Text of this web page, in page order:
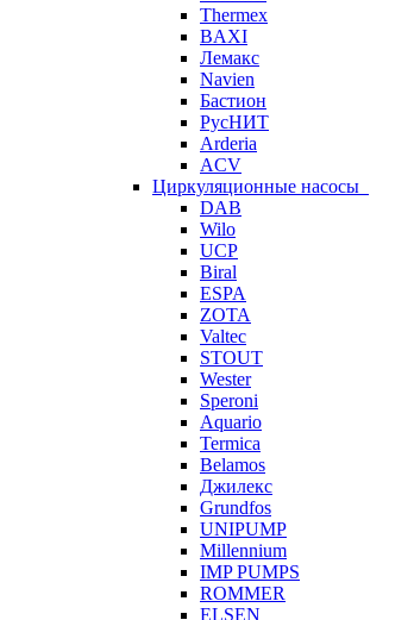
Thermex
BAXI
Лемакс
Navien
Бастион
РусНИТ
Arderia
ACV
Циркуляционные насосы
DAB
Wilo
UCP
Biral
ESPA
ZOTA
Valtec
STOUT
Wester
Speroni
Aquario
Termica
Belamos
Джилекс
Grundfos
UNIPUMP
Millennium
IMP PUMPS
ROMMER
ELSEN